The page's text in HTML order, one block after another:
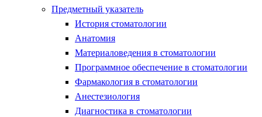
Предметный указатель
История стоматологии
Анатомия
Материаловедения в стоматологии
Программное обеспечение в стоматологии
Фармакология в стоматологии
Анестезиология
Диагностика в стоматологии